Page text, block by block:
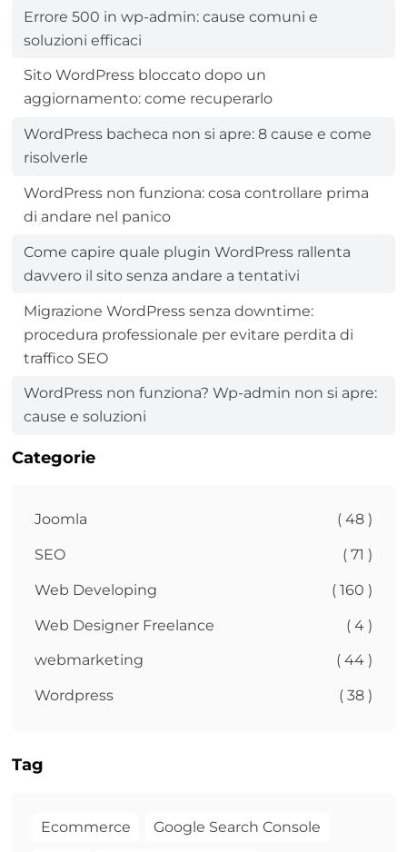
Errore 500 in wp-admin: cause comuni e
soluzioni efficaci
Sito WordPress bloccato dopo un
aggiornamento: come recuperarlo
WordPress bacheca non si apre: 8 cause e come
risolverle
WordPress non funziona: cosa controllare prima
di andare nel panico
Come capire quale plugin WordPress rallenta
davvero il sito senza andare a tentativi
Migrazione WordPress senza downtime:
procedura professionale per evitare perdita di
traffico SEO
WordPress non funziona? Wp-admin non si apre:
cause e soluzioni
Categorie
Joomla ( 48 )
SEO ( 71 )
Web Developing ( 160 )
Web Designer Freelance ( 4 )
webmarketing ( 44 )
Wordpress ( 38 )
Tag
Ecommerce Google Search Console